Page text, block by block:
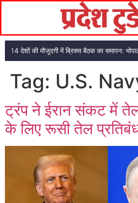
Tag: U.S.
ट्रंप ने ईरान संकट में
के लिए रूसी तेल